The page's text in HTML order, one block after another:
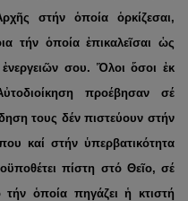
στήν ὁποία ὁρκίζεσαι,
τήν ὁποία ἐπικαλεῖσαι ὡς
σου. Ὅλοι ὅσοι ἐκ
προέβησαν σέ
τους δέν πιστεύουν στήν
καί στήν ὑπερβατικότητα
πίστη στό Θεῖο, σέ
ὁποία πηγάζει ἡ κτιστή